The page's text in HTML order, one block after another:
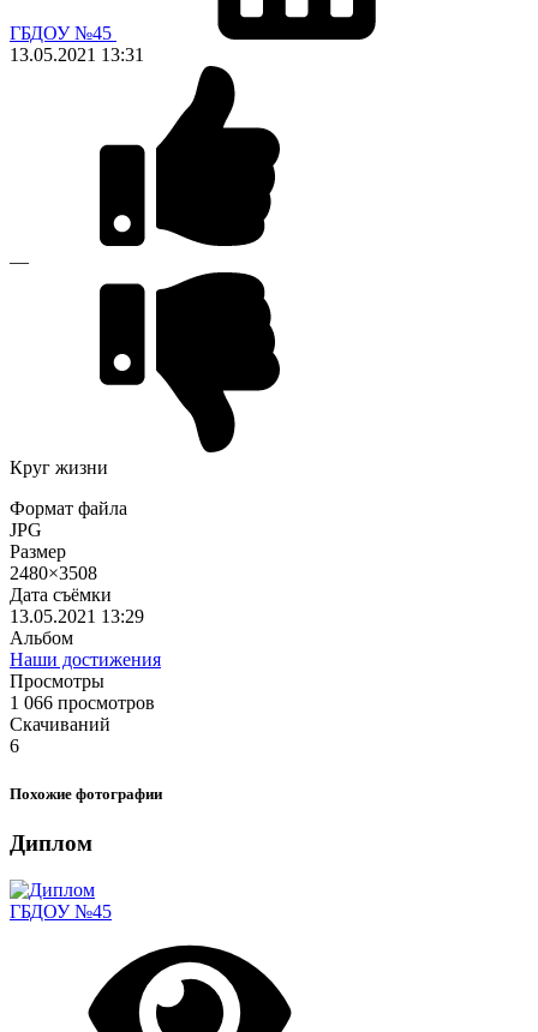
ГБДОУ №45
13.05.2021 13:31
—
Круг жизни
Формат файла
JPG
Размер
2480×3508
Дата съёмки
13.05.2021 13:29
Альбом
Наши достижения
Просмотры
1 066 просмотров
Скачиваний
6
Похожие фотографии
Диплом
ГБДОУ №45